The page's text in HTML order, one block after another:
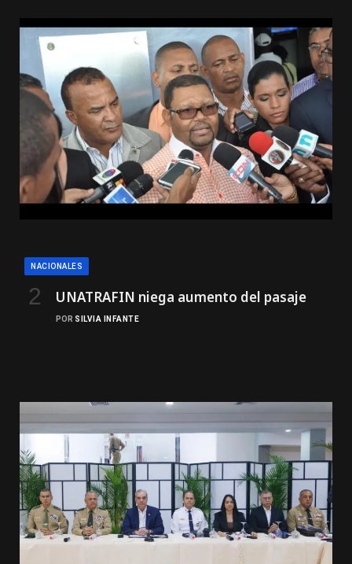
NACIONALES
UNATRAFIN niega aumento del pasaje
POR SILVIA INFANTE